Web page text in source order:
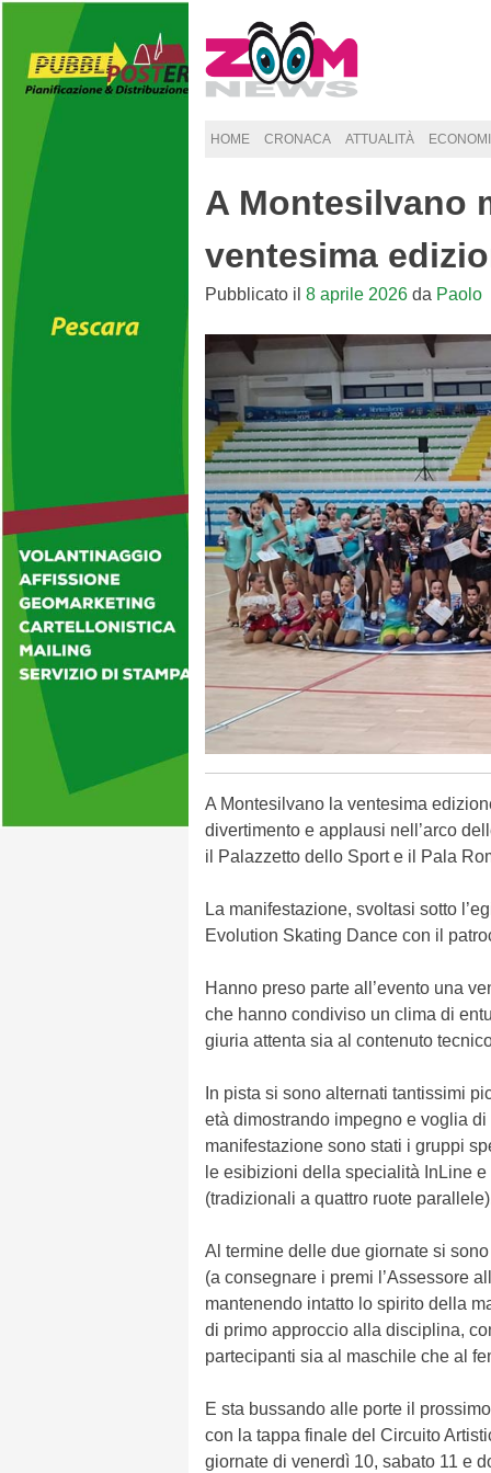
to
content
HOME CRONACA ATTUALITÀ
A Montesilvano
ventesima
Pubblicato il 8 aprile 2026 da Paolo
A Montesilvano la ventesima
divertimento e applausi nell’arco
il Palazzetto dello Sport e il Pala
La manifestazione, svoltasi sotto
Evolution Skating Dance con il
Hanno preso parte all’evento una
che hanno condiviso un clima di
giuria attenta sia al contenuto
In pista si sono alternati tantissimi
età dimostrando impegno e voglia
manifestazione sono stati i gruppi
le esibizioni della specialità InLine
(tradizionali a quattro ruote
Al termine delle due giornate si
(a consegnare i premi l’Assessore
mantenendo intatto lo spirito della
di primo approccio alla disciplina,
partecipanti sia al maschile che al
E sta bussando alle porte il
con la tappa finale del Circuito
giornate di venerdì 10, sabato 11 e